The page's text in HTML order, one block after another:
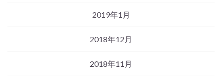
2019年1月
2018年12月
2018年11月